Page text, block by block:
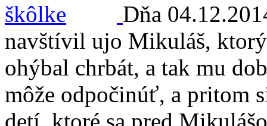
Dňa
navštívil ujo Mikuláš,
ohýbal chrbát, a tak mu
môže odpočinúť, a pritom
detí, ktoré sa pred